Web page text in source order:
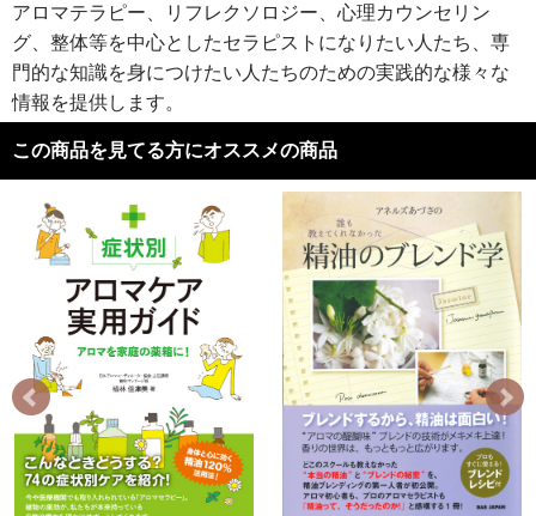
アロマテラピー、リフレクソロジー、心理カウンセリン
グ、整体等を中心としたセラピストになりたい人たち、専
門的な知識を身につけたい人たちのための実践的な様々な
情報を提供します。
この商品を見てる方にオススメの商品